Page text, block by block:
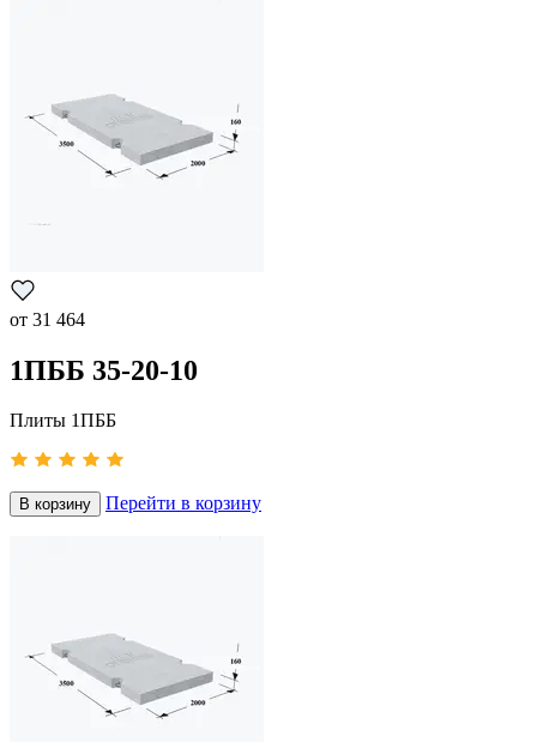
от 31 464
1ПББ 35-20-10
Плиты 1ПББ
В корзину Перейти в корзину